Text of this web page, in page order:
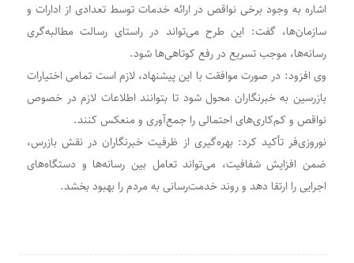
اشاره به وجود برخی نواقص در ارائه خدمات توسط تعدادی از ادارات و
سازمان‌ها، گفت: این طرح می‌تواند در راستای رسالت مطالبه‌گری
رسانه‌ها، موجب تسریع در رفع کوتاهی‌ها شود.
وی افزود: در صورت موافقت با این پیشنهاد، لازم است تمامی اختیارات
بازرسین به خبرنگاران محول شود تا بتوانند اطلاعات لازم در خصوص
نواقص و کم‌کاری‌های احتمالی را جمع‌آوری و منعکس کنند.
نوروزی‌فر تأکید کرد: بهره‌گیری از ظرفیت خبرنگاران در نقش بازرس،
ضمن افزایش شفافیت، می‌تواند تعامل بین رسانه‌ها و دستگاه‌های
اجرایی را ارتقا دهد و روند خدمت‌رسانی به مردم را بهبود بخشد.